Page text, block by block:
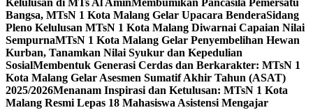
Kelulusan di MTs Al Amin Membumikan Pancasila Pemersatu
Bangsa, MTsN 1 Kota Malang Gelar Upacara BenderaSidang
Pleno Kelulusan MTsN 1 Kota Malang Diwarnai Capaian Nilai
SempurnaMTsN 1 Kota Malang Gelar Penyembelihan Hewan
Kurban, Tanamkan Nilai Syukur dan Kepedulian
SosialMembentuk Generasi Cerdas dan Berkarakter: MTsN 1
Kota Malang Gelar Asesmen Sumatif Akhir Tahun (ASAT)
2025/2026Menanam Inspirasi dan Ketulusan: MTsN 1 Kota
Malang Resmi Lepas 18 Mahasiswa Asistensi Mengajar